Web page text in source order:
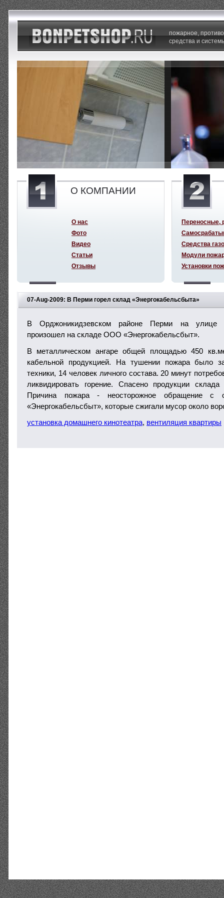
07-Aug-2009: В Перми горел склад «Энергокабельсбыта»
В Орджоникидзевском районе Перми на улице
произошел на складе ООО «Энергокабельсбыт».
В металлическом ангаре общей площадью 450
кабельной продукцией. На тушении пожара было
техники, 14 человек личного состава. 20 минут
ликвидировать горение. Спасено продукции
Причина пожара - неосторожное обращение с
«Энергокабельсбыт», которые сжигали мусор около
установка домашнего кинотеатра, вентиляция квартиры
пожарное,
средства и
О КОМПАНИИ
О нас
Фото
Видео
Статьи
Отзывы
Переносные,
Средства
Модули
Установки